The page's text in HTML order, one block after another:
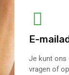
E-
Je kunt ons
vragen of